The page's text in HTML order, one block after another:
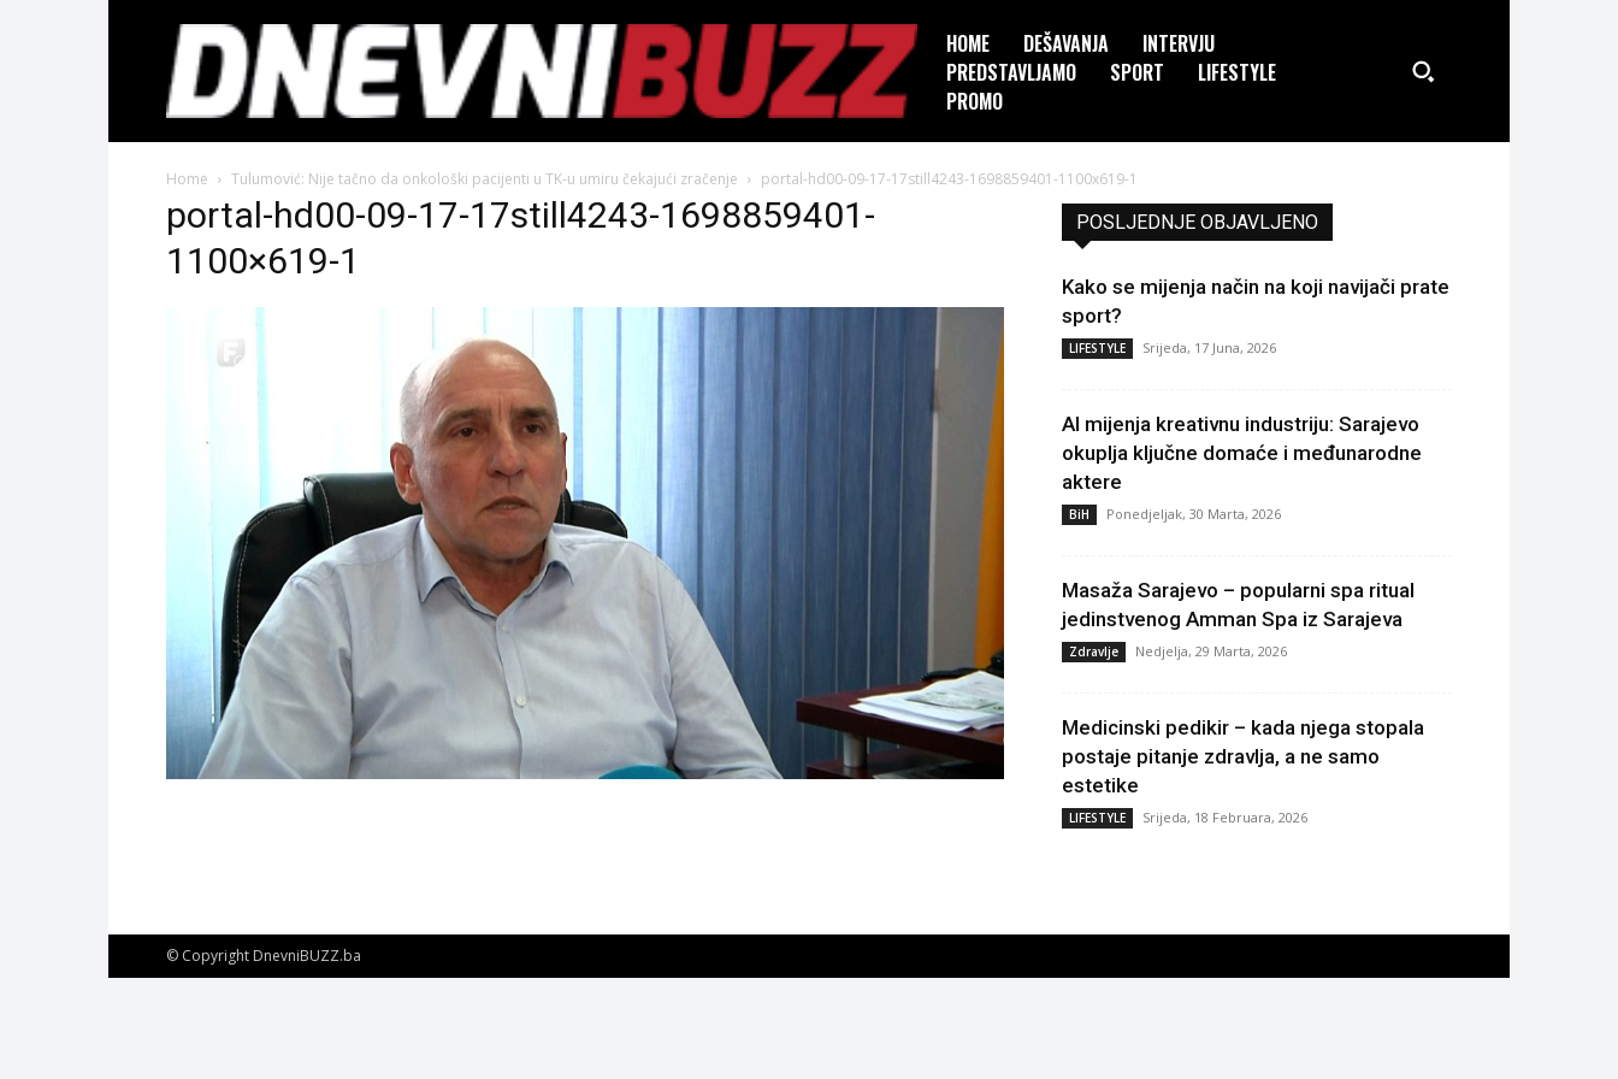
HOME DEŠAVANJA
INTERVJU
PREDSTAVLJAMO
SPORT
LIFESTYLE
PROMO
Home Tulumović: Nije tačno da onkološki pacijenti u TK-u umiru čekajući zračenje portal-hd00-09-17-17still4243-1698859401-1100x619-1
portal-hd00-09-17-17still4243-1698859401-
1100×619-1
POSLJEDNJE OBJAVLJENO
Kako se mijenja način na koji navijači prate
sport?
LIFESTYLE Srijeda, 17 Juna, 2026
AI mijenja kreativnu industriju: Sarajevo
okuplja ključne domaće i međunarodne
aktere
BiH Ponedjeljak, 30 Marta, 2026
Masaža Sarajevo – popularni spa ritual
jedinstvenog Amman Spa iz Sarajeva
Zdravlje Nedjelja, 29 Marta, 2026
Medicinski pedikir – kada njega stopala
postaje pitanje zdravlja, a ne samo
estetike
LIFESTYLE Srijeda, 18 Februara, 2026
© Copyright DnevniBUZZ.ba